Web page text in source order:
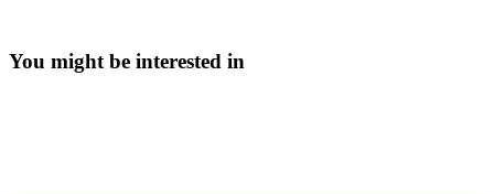
You might be interested in